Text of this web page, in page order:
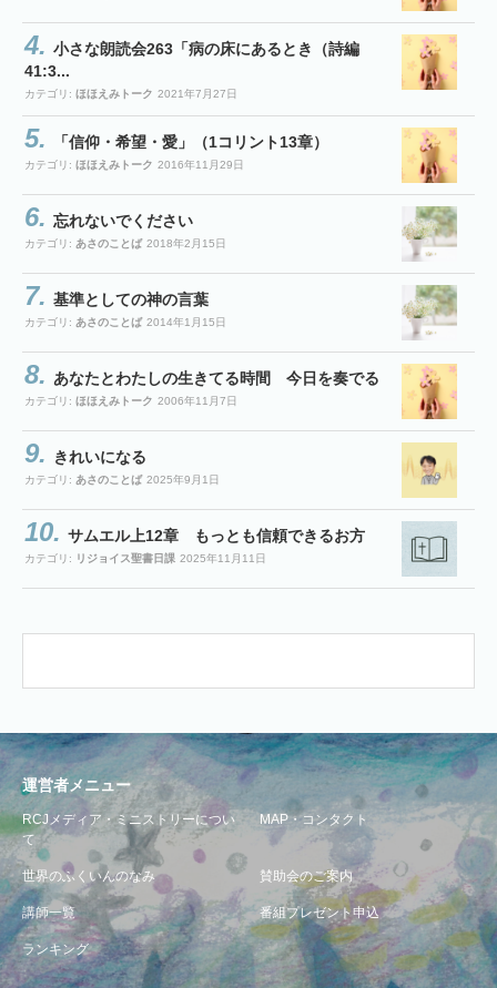
小さな朗読会263「病の床にあるとき（詩編
41:3...
カテゴリ: ほほえみトーク 2021年7月27日
「信仰・希望・愛」（1コリント13章）
カテゴリ: ほほえみトーク 2016年11月29日
忘れないでください
カテゴリ: あさのことば 2018年2月15日
基準としての神の言葉
カテゴリ: あさのことば 2014年1月15日
あなたとわたしの生きてる時間 今日を奏でる
カテゴリ: ほほえみトーク 2006年11月7日
きれいになる
カテゴリ: あさのことば 2025年9月1日
サムエル上12章 もっとも信頼できるお方
カテゴリ: リジョイス聖書日課 2025年11月11日
運営者メニュー
RCJメディア・ミニストリーについ
て
MAP・コンタクト
世界のふくいんのなみ 賛助会のご案内
講師一覧 番組プレゼント申込
ランキング